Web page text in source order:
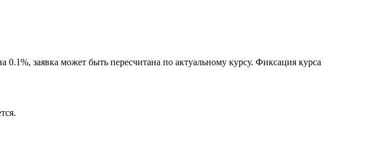
заявка может быть пересчитана по актуальному курсу. Фиксация курса